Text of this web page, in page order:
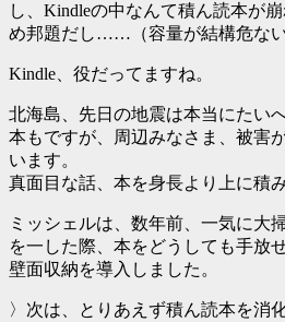
し、Kindleの中なんて積ん読本が
め邦題だし……（容量が結構危ない
Kindle、役だってますね。
北海島、先日の地震は本当にたい
本もですが、周辺みなさま、被害
います。
真面目な話、本を身長より上に積
ミッシェルは、数年前、一気に大
を一した際、本をどうしても手放
壁面収納を導入しました。
〉次は、とりあえず積ん読本を消